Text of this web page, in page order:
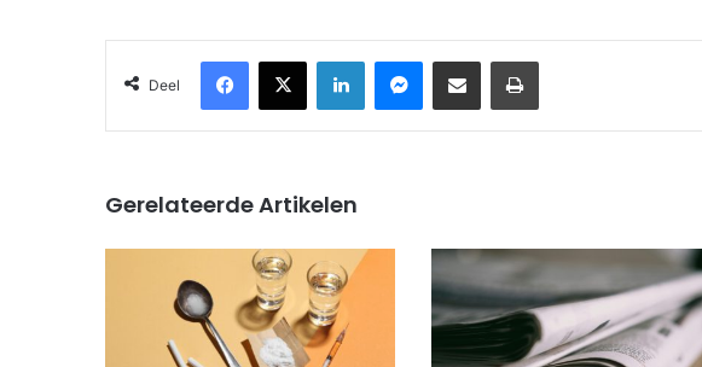
Deel
Facebook
X LinkedInMessenger
Deel via Email Print
Gerelateerde Artikelen